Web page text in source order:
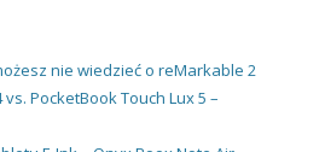
nie wiedzieć o reMarkable 2
PocketBook Touch Lux 5 –